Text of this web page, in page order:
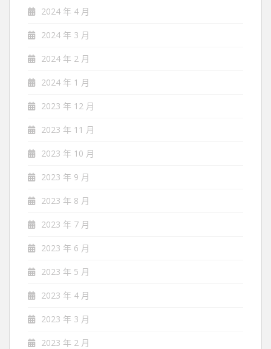
2024 年 4 月
2024 年 3 月
2024 年 2 月
2024 年 1 月
2023 年 12 月
2023 年 11 月
2023 年 10 月
2023 年 9 月
2023 年 8 月
2023 年 7 月
2023 年 6 月
2023 年 5 月
2023 年 4 月
2023 年 3 月
2023 年 2 月